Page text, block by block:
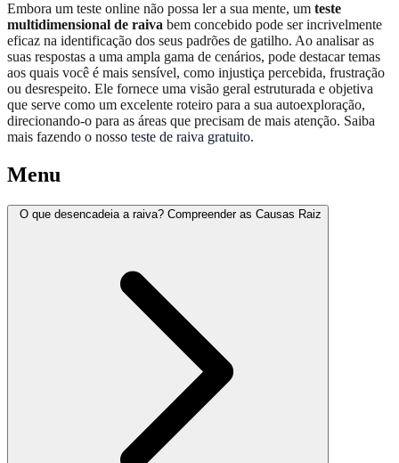
Embora um teste online não possa ler a sua mente, um teste
multidimensional de raiva bem concebido pode ser incrivelmente
eficaz na identificação dos seus padrões de gatilho. Ao analisar as
suas respostas a uma ampla gama de cenários, pode destacar temas
aos quais você é mais sensível, como injustiça percebida, frustração
ou desrespeito. Ele fornece uma visão geral estruturada e objetiva
que serve como um excelente roteiro para a sua autoexploração,
direcionando-o para as áreas que precisam de mais atenção. Saiba
mais fazendo o nosso teste de raiva gratuito.
Menu
O que desencadeia a raiva? Compreender as Causas Raiz